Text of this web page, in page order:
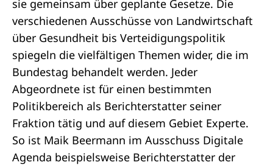
sie gemeinsam über geplante Gesetze. Die
verschiedenen Ausschüsse von Landwirtschaft
über Gesundheit bis Verteidigungspolitik
spiegeln die vielfältigen Themen wider, die im
Bundestag behandelt werden. Jeder
Abgeordnete ist für einen bestimmten
Politikbereich als Berichterstatter seiner
Fraktion tätig und auf diesem Gebiet Experte.
So ist Maik Beermann im Ausschuss Digitale
Agenda beispielsweise Berichterstatter der